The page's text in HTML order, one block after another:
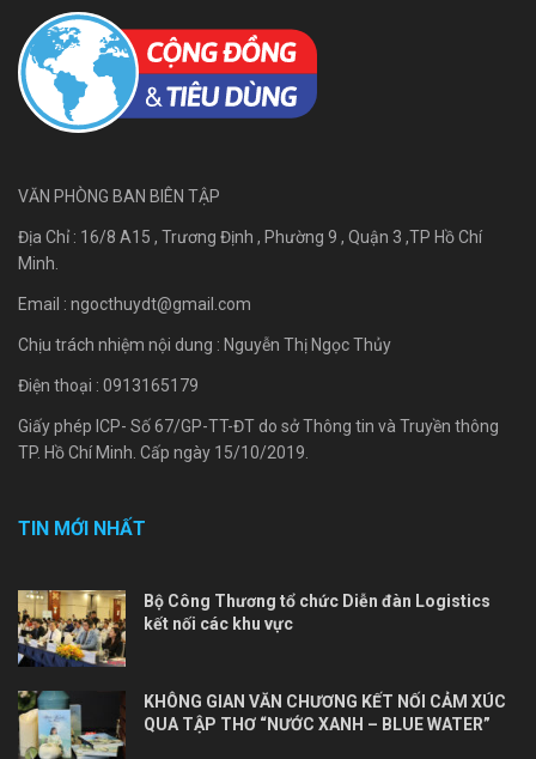
VĂN PHÒNG BAN BIÊN TẬP
Địa Chỉ : 16/8 A15 , Trương Định , Phường 9 , Quận 3 ,TP Hồ Chí
Minh.
Email : ngocthuydt@gmail.com
Chịu trách nhiệm nội dung : Nguyễn Thị Ngọc Thủy
Điện thoại : 0913165179
Giấy phép ICP- Số 67/GP-TT-ĐT do sở Thông tin và Truyền thông
TP. Hồ Chí Minh. Cấp ngày 15/10/2019.
TIN MỚI NHẤT
Bộ Công Thương tổ chức Diễn đàn Logistics
kết nối các khu vực
KHÔNG GIAN VĂN CHƯƠNG KẾT NỐI CẢM XÚC
QUA TẬP THƠ “NƯỚC XANH – BLUE WATER”